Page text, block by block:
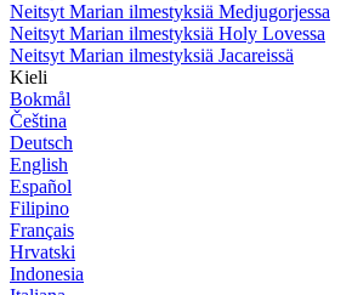
Neitsyt Marian ilmestyksiä Medjugorjessa
Neitsyt Marian ilmestyksiä Holy Lovessa
Neitsyt Marian ilmestyksiä Jacareissä
Kieli
Bokmål
Čeština
Deutsch
English
Español
Filipino
Français
Hrvatski
Indonesia